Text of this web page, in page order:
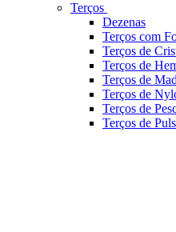
Terços
Dezenas
Terços com
Terços de
Terços de
Terços de
Terços de
Terços de
Terços de